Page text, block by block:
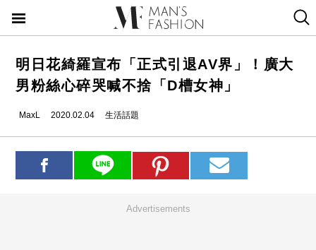
明日花綺羅宣布「正式引退AV界」！廣大
男粉絲心碎哭喊不捨「D槽女神」
MaxL 2020.02.04 生活話題
Advertisements